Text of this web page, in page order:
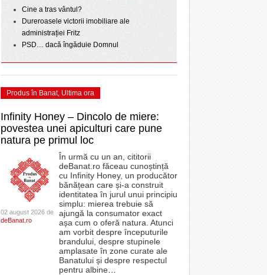
Cine a tras vântul?
Dureroasele victorii imobiliare ale
administrației Fritz
PSD… dacă îngăduie Domnul
Produs în Banat, Ultima ora
Infinity Honey – Dincolo de miere:
povestea unei apiculturi care pune
natura pe primul loc
02 august 2026 de
deBanat.ro
În urmă cu un an, cititorii
deBanat.ro făceau cunoștință
cu Infinity Honey, un producător
bănățean care și-a construit
identitatea în jurul unui principiu
simplu: mierea trebuie să
ajungă la consumator exact
așa cum o oferă natura. Atunci
am vorbit despre începuturile
brandului, despre stupinele
amplasate în zone curate ale
Banatului și despre respectul
pentru albine